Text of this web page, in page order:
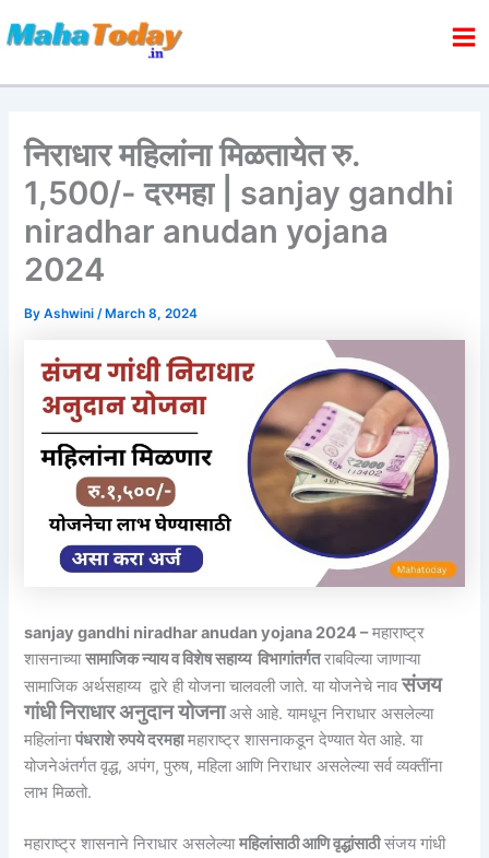
to
निराधार महिलांना मिळतायेत रु.
1,500/- दरमहा | sanjay gandhi
niradhar anudan yojana
2024
ByAshwini /March 8, 2024
sanjay gandhi niradhar anudan yojana 2024 –महाराष्ट्र
शासनाच्यासामाजिक न्याय व विशेष सहाय्य विभागांतर्गतराबविल्या जाणाऱ्या
सामाजिक अर्थसहाय्य द्वारे ही योजना चालवली जाते. या योजनेचे नावसंजय
गांधी निराधार अनुदान योजनाअसे आहे. यामधून निराधार असलेल्या
महिलांनापंधराशे रुपये दरमहामहाराष्ट्र शासनाकडून देण्यात येत आहे. या
योजनेअंतर्गत वृद्ध, अपंग, पुरुष, महिला आणि निराधार असलेल्या सर्व व्यक्तींना
लाभ मिळतो.
महाराष्ट्र शासनाने निराधार असलेल्यामहिलांसाठी आणि वृद्धांसाठीसंजय गांधी